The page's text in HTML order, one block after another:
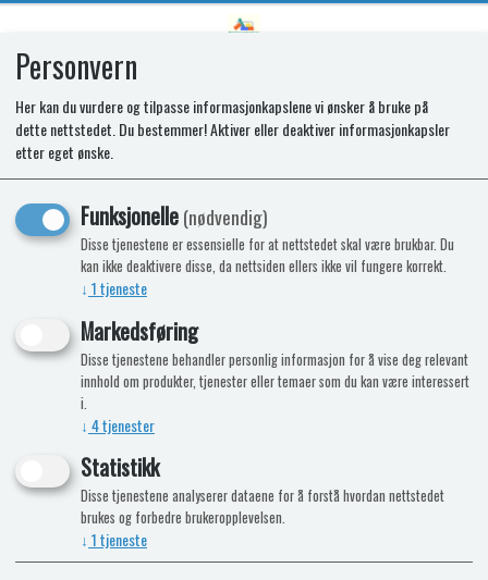
SR VEGETABLE BIN
Personvern
Her kan du vurdere og tilpasse informasjonkapslene vi ønsker å bruke på
dette nettstedet. Du bestemmer! Aktiver eller deaktiver informasjonkapsler
etter eget ønske.
Funksjonelle(nødvendig)
Disse tjenestene er essensielle for at nettstedet skal være brukbar. Du
kan ikke deaktivere disse, da nettsiden ellers ikke vil fungere korrekt.
↓ 1tjeneste
Markedsføring
Disse tjenestene behandler personlig informasjon for å vise deg relevant
innhold om produkter, tjenester eller temaer som du kan være interessert
i.
↓ 4tjenester
Statistikk
Disse tjenestene analyserer dataene for å forstå hvordan nettstedet
brukes og forbedre brukeropplevelsen.
↓ 1tjeneste